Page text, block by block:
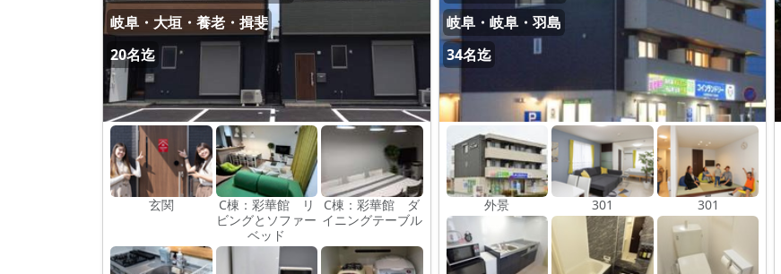
岐阜・大垣・養老・揖斐
20名迄
玄関
C棟：彩華館 リ
ビングとソファー
ベッド
C棟：彩華館 ダ
イニングテーブル
岐阜・岐阜・羽島
34名迄
外景 301 301